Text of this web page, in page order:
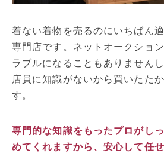
着ない着物を売るのにいちばん
専門店です。ネットオークショ
ラブルになることもありません
店員に知識がないから買いたた
す。
専門的な知識をもったプロがし
めてくれますから、安心して任